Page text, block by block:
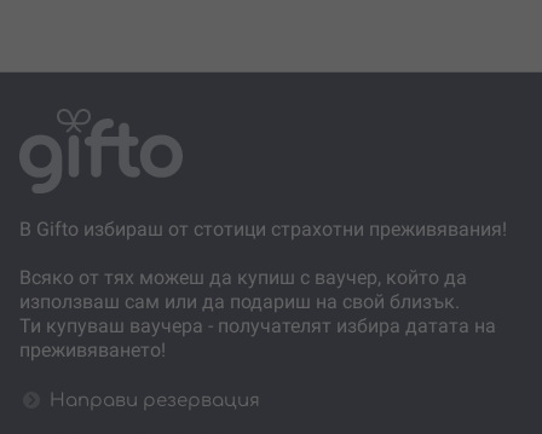
В Gifto избираш от стотици страхотни преживявания!
Всяко от тях можеш да купиш с ваучер, който да
използваш сам или да подариш на свой близък.
Ти купуваш ваучера - получателят избира датата на
преживяването!
Направи резервация